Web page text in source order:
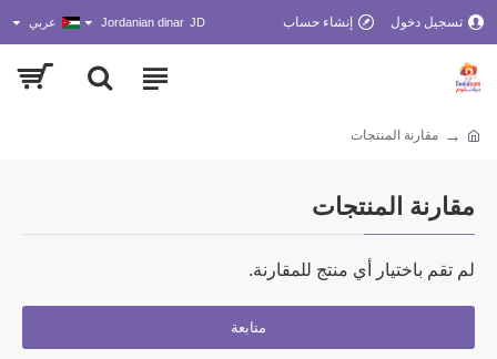
تسجيل دخول إنشاء حساب JD
Jordanian dinar عربي
مقارنة المنتجات
مقارنة المنتجات
لم تقم باختيار أي منتج للمقارنة.
متابعة